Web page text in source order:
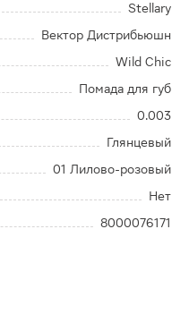
Stellary
Вектор Дистрибьюшн
Wild Chic
Помада для губ
0.003
Глянцевый
01 Лилово-розовый
Нет
8000076171